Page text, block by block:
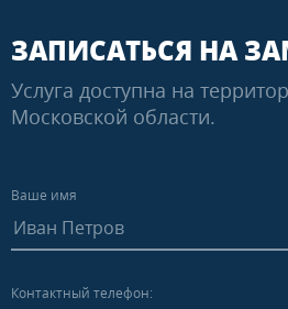
ЗАПИСАТЬСЯ НА
Услуга доступна на
Московской области.
Ваше имя
Контактный телефон: